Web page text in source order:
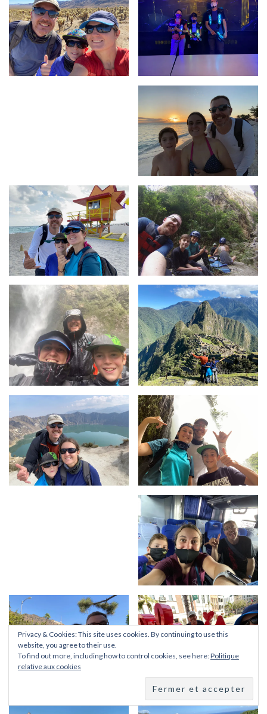
Privacy & Cookies: This site uses cookies. By continuing to use this
website, you agree to their use.
To find out more, including how to control cookies, see here:Politique
relative aux cookies